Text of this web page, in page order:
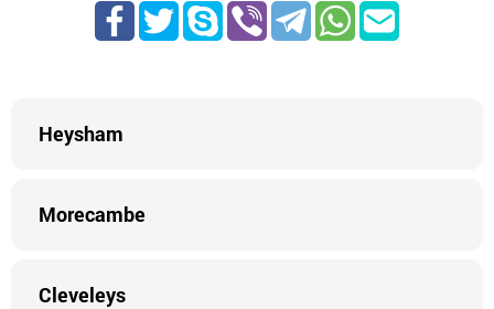
Heysham
Morecambe
Cleveleys